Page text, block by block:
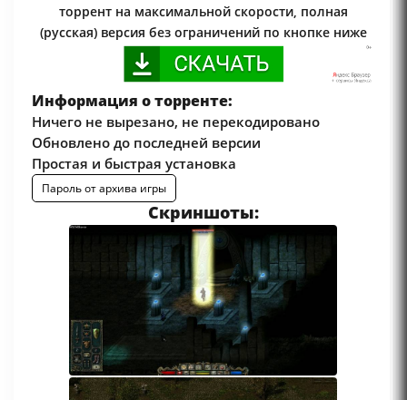
торрент на максимальной скорости, полная
(русская) версия без ограничений по кнопке ниже
Информация о торренте:
Ничего не вырезано, не перекодировано
Обновлено до последней версии
Простая и быстрая установка
Пароль от архива игры
Скриншоты: